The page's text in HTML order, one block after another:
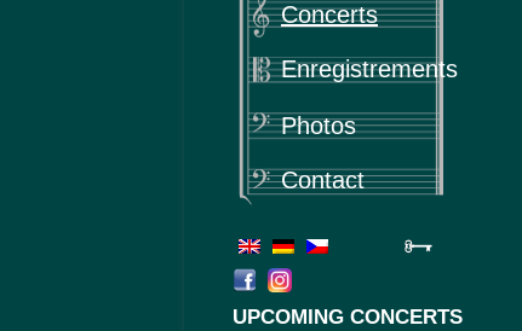
Concerts
Enregistrements
Photos
Contact
UPCOMING CONCERTS